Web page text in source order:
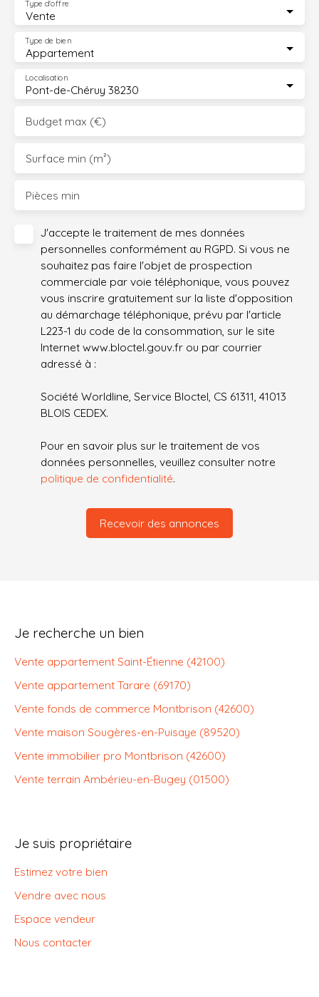
Vente
Type d'offre
Appartement
Type de bien
Pont-de-Chéruy 38230
Localisation
Budget max (€)
Surface min (m²)
Pièces min
J'accepte le traitement de mes données
personnelles conformément au RGPD. Si vous ne
souhaitez pas faire l'objet de prospection
commerciale par voie téléphonique, vous pouvez
vous inscrire gratuitement sur la liste d'opposition
au démarchage téléphonique, prévu par l'article
L223-1 du code de la consommation, sur le site
Internet www.bloctel.gouv.fr ou par courrier
adressé à :
Société Worldline, Service Bloctel, CS 61311, 41013
BLOIS CEDEX.
Pour en savoir plus sur le traitement de vos
données personnelles, veuillez consulter notre
politique de confidentialité.
Recevoir des annonces
Je recherche un bien
Vente appartement Saint-Étienne (42100)
Vente appartement Tarare (69170)
Vente fonds de commerce Montbrison (42600)
Vente maison Sougères-en-Puisaye (89520)
Vente immobilier pro Montbrison (42600)
Vente terrain Ambérieu-en-Bugey (01500)
Je suis propriétaire
Estimez votre bien
Vendre avec nous
Espace vendeur
Nous contacter